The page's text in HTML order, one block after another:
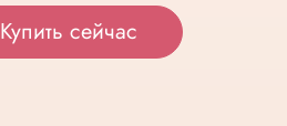
Купить сейчас